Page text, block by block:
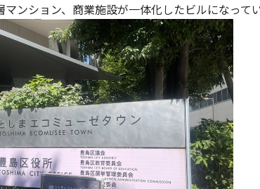
マンション、商業施設が一体化したビルになって